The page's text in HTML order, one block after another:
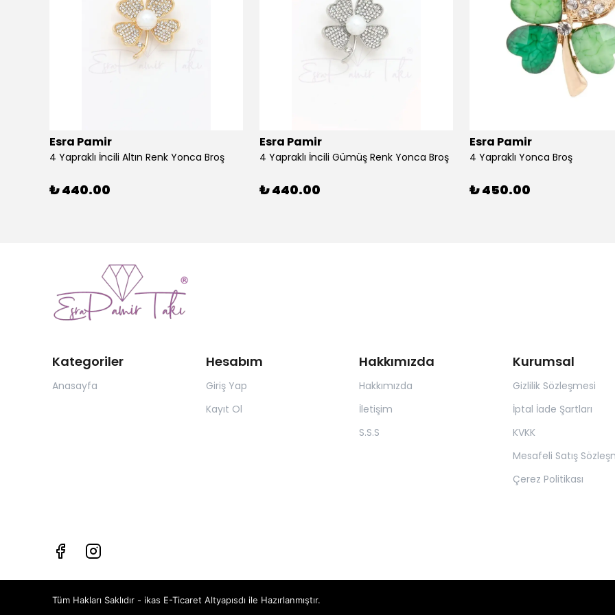
Esra Pamir
4 Yapraklı İncili Altın Renk Yonca Broş
₺ 440.00
Esra Pamir
4 Yapraklı İncili Gümüş Renk Yonca Broş
₺ 440.00
Esra Pamir
4 Yapraklı Yonca Broş
₺ 450.00
Kategoriler
Anasayfa
Hesabım
Giriş Yap
Kayıt Ol
Hakkımızda
Hakkımızda
İletişim
S.S.S
Kurumsal
Gizlilik Sözleşmesi
İptal İade Şartları
KVKK
Mesafeli Satış
Çerez Politikası
Tüm Hakları Saklıdır - ikas E-Ticaret Altyapısdı ile Hazırlanmıştır.